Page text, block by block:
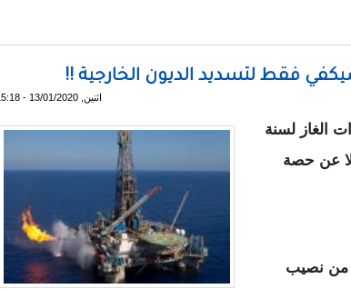
الله" يساوي ثلث احتياط الجزائر من الغاز - أرقام و
اثنين, 13/01/2020 - 15:18
الغاز لسنة
قليلا عن حصة
من نصيب